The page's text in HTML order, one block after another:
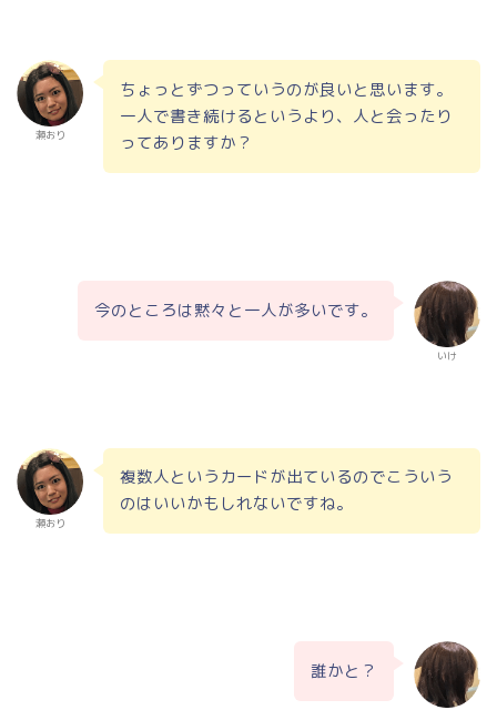
瀬おり
ちょっとずつっていうのが良いと思います。
一人で書き続けるというより、人と会ったり
ってありますか？
いけ
今のところは黙々と一人が多いです。
瀬おり
複数人というカードが出ているのでこういう
のはいいかもしれないですね。
誰かと？